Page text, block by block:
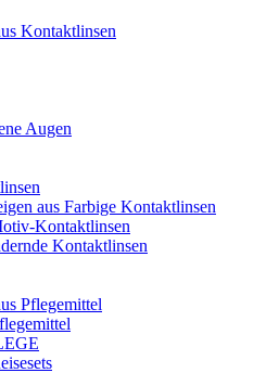
Kontaktlinsen
Augen
aus Farbige Kontaktlinsen
Kontaktlinsen
Kontaktlinsen
Pflegemittel